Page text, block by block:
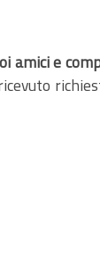
amici e